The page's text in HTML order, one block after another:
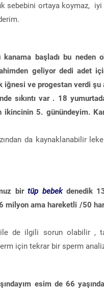
sebebini ortaya koymaz,
başladı bu neden
geliyor dedi adet
iğnesi ve progestan verdi
sıkıntı var . 18
5. günündeyim.
da kaynaklanabilir
birtüp bebekdenedik
milyon ama hareketli /50
de ilgili sorun olabilir ,
için tekrar bir sperm
esim de 66